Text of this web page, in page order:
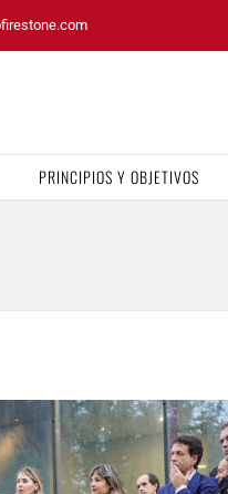
PRINCIPIOS Y OBJETIVOS